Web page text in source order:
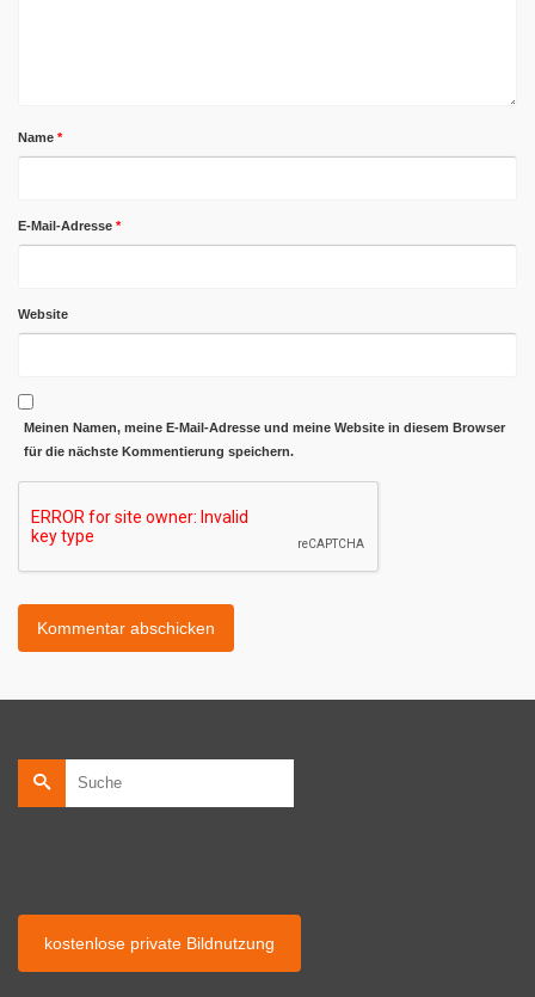
Name *
E-Mail-Adresse *
Website
Meinen Namen, meine E-Mail-Adresse und meine Website in diesem Browser
für die nächste Kommentierung speichern.
Suche
nach:
kostenlose private Bildnutzung